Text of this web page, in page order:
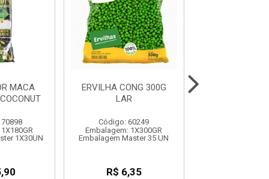
MACA
1X30UN
ERVILHA CONG 300G
LAR
Código: 60249
Embalagem: 1X300GR
Embalagem Master 35 UN
R$ 6,35